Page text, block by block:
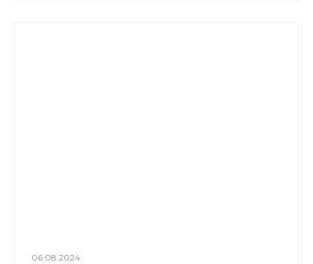
06.08.2024